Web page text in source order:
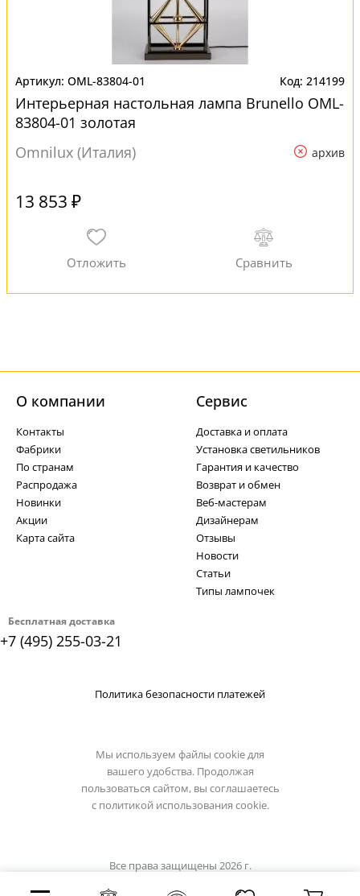
OML-83804-01 214199
Интерьерная настольная лампа Brunello OML-
83804-01 золотая
Omnilux (Италия)
архив
13 853 ₽
Бесплатная доставка
+7 (495) 255-03-21
О компании
Контакты
Фабрики
По странам
Распродажа
Новинки
Акции
Карта сайта
Cервис
Доставка и оплата
Установка светильников
Гарантия и качество
Возврат и обмен
Веб-мастерам
Дизайнерам
Отзывы
Новости
Статьи
Типы лампочек
Политика безопасности платежей
Мы используем файлы cookie для
вашего удобства. Продолжая
пользоваться сайтом, вы соглашаетесь
с политикой использования cookie.
Все права защищены 2026 г.